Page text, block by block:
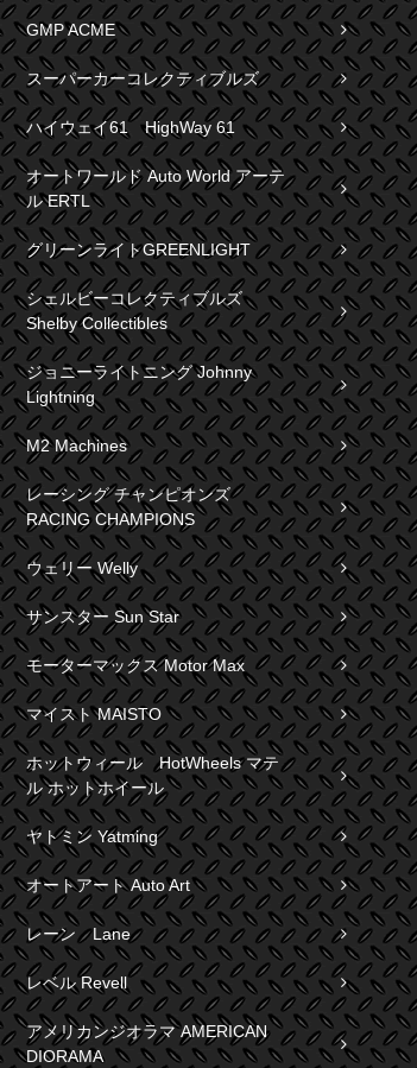
GMP ACME
スーパーカーコレクティブルズ
ハイウェイ61 HighWay 61
オートワールド Auto World アーテ
ル ERTL
グリーンライトGREENLIGHT
シェルビーコレクティブルズ
Shelby Collectibles
ジョニーライトニング Johnny
Lightning
M2 Machines
レーシング チャンピオンズ
RACING CHAMPIONS
ウェリー Welly
サンスター Sun Star
モーターマックス Motor Max
マイスト MAISTO
ホットウィール HotWheels マテ
ル ホットホイール
ヤトミン Yatming
オートアート Auto Art
レーン Lane
レベル Revell
アメリカンジオラマ AMERICAN
DIORAMA